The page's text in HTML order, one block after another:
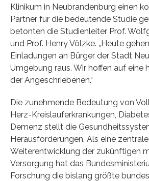
Klinikum in Neubrandenburg einen
Partner für die bedeutende Studie
betonten die Studienleiter Prof.
und Prof. Henry Völzke. „Heute
Einladungen an Bürger der Stadt
Umgebung raus. Wir hoffen auf eine
der Angeschriebenen.“
Die zunehmende Bedeutung von
Herz-Kreislauferkrankungen,
Demenz stellt die
Herausforderungen. Als eine
Weiterentwicklung der zukünftigen
Versorgung hat das
Forschung die bislang größte